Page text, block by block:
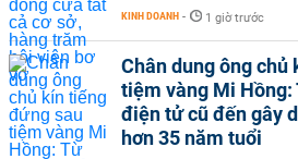
KINH DOANH - 1 giờ trước
Chân dung ông
tiệm vàng Mi Hồng:
điện tử cũ đến gây
hơn 35 năm tuổi